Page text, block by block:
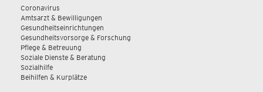
Coronavirus
Amtsarzt & Bewilligungen
Gesundheitseinrichtungen
Gesundheitsvorsorge & Forschung
Pflege & Betreuung
Soziale Dienste & Beratung
Sozialhilfe
Beihilfen & Kurplätze